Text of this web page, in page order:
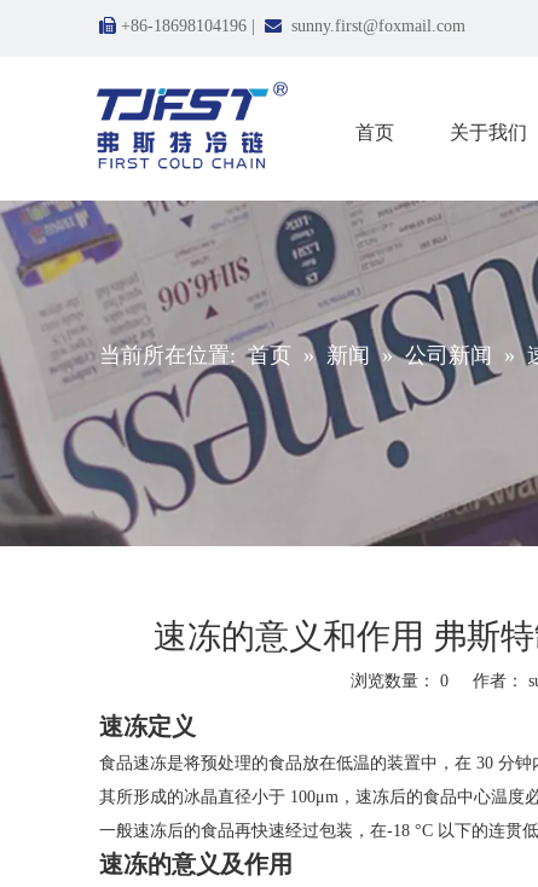
 +86-18698104196 |  sunny.first@foxmail.com
首页 关于我们
当前所在位置: 首页 » 新闻 » 公司新闻 »
速冻的意义和作用 弗斯
浏览数量： 0作者：
速冻定义
食品速冻是将预处理的食品放在低温的装置中，在 30 分
其所形成的冰晶直径小于 100μm，速冻后的食品中心温度
一般速冻后的食品再快速经过包装，在-18 °C 以下的连贯
速冻的意义及作用